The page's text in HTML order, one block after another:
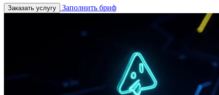
Заказать услугу Заполнить бриф